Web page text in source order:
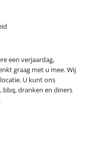
een verjaardag,
graag met u mee. Wij
U kunt ons
bbq, dranken en diners